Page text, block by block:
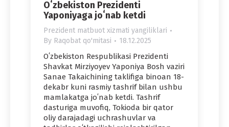
Oʻzbekiston Prezidenti
Yaponiyaga joʻnab ketdi
Prezident matbuot xizmati yangiliklari
By Raqobat qo'mitasi 18.12.2025
Oʻzbekiston Respublikasi Prezidenti
Shavkat Mirziyoyev Yaponiya Bosh vaziri
Sanae Takaichining taklifiga binoan 18-
dekabr kuni rasmiy tashrif bilan ushbu
mamlakatga joʻnab ketdi. Tashrif
dasturiga muvofiq, Tokioda bir qator
oliy darajadagi uchrashuvlar va